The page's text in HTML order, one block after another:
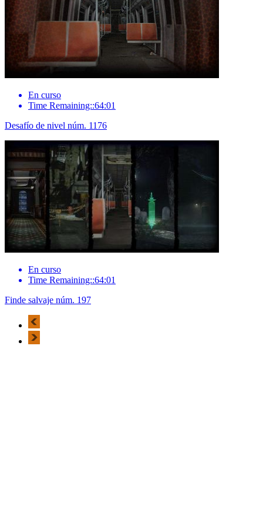
En curso
Time Remaining::64:01
Desafío de nivel núm. 1176
En curso
Time Remaining::64:01
Finde salvaje núm. 197